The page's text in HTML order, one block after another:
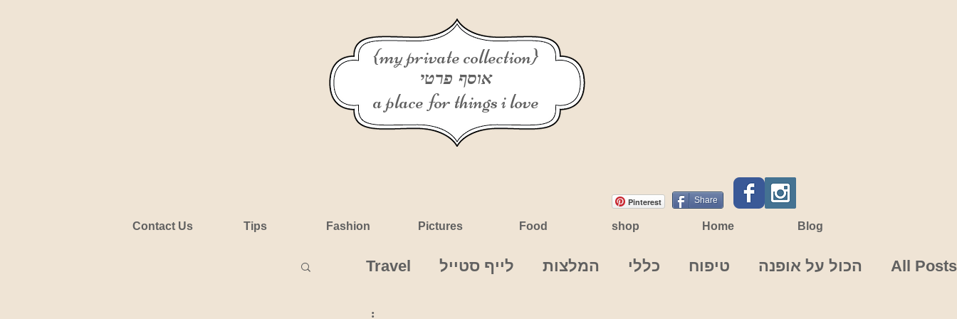
Contact Us Tips Fashion Pictures Food shop Home Blog
All Posts הכול על אופנה טיפוח כללי המלצות לייף סטייל Travel
{my private collection}
אוסף פרטי
a place for things i love
Pinterest Share